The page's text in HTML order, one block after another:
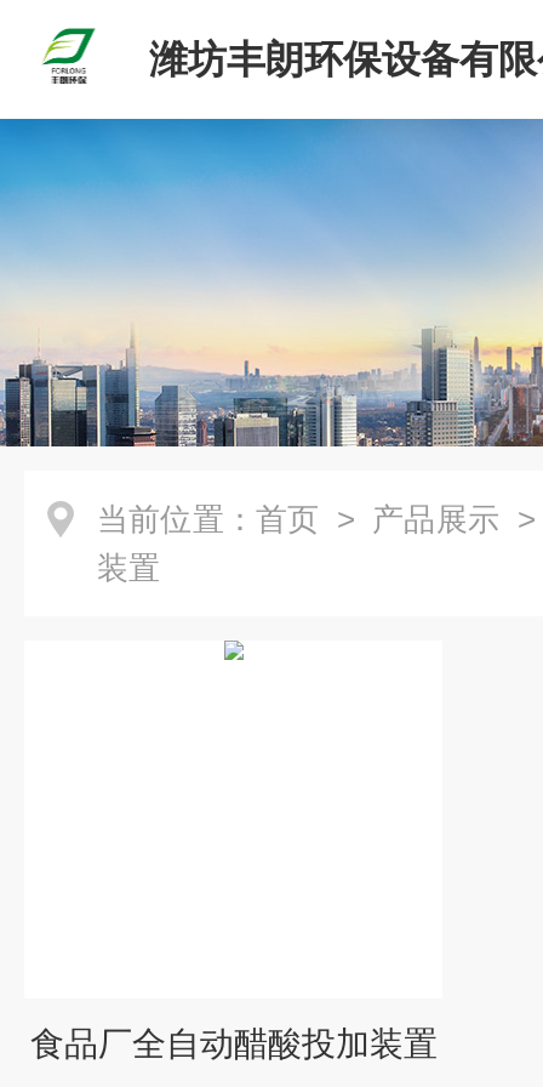
潍坊丰朗环保设备有
当前位置： 首页 > 产品展示
装置
食品厂全自动醋酸投加装置